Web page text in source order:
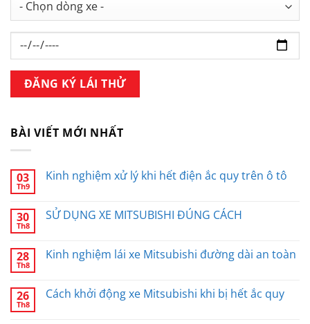
BÀI VIẾT MỚI NHẤT
03
Th9
Kinh nghiệm xử lý khi hết điện ắc quy trên ô tô
30
Th8
SỬ DỤNG XE MITSUBISHI ĐÚNG CÁCH
28
Th8
Kinh nghiệm lái xe Mitsubishi đường dài an toàn
26
Th8
Cách khởi động xe Mitsubishi khi bị hết ắc quy